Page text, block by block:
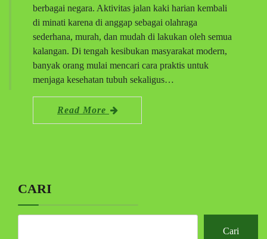
berbagai negara. Aktivitas jalan kaki harian kembali
di minati karena di anggap sebagai olahraga
sederhana, murah, dan mudah di lakukan oleh semua
kalangan. Di tengah kesibukan masyarakat modern,
banyak orang mulai mencari cara praktis untuk
menjaga kesehatan tubuh sekaligus…
Read More
CARI
Cari